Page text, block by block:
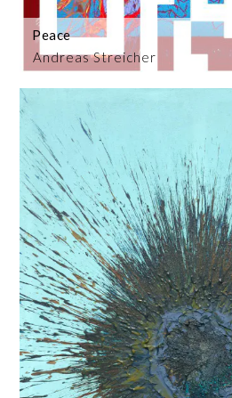
Andreas Streicher
Peace